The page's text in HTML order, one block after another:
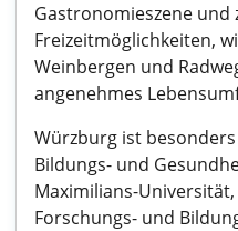
Gastronomieszene und
Freizeitmöglichkeiten,
Weinbergen und
angenehmes
Würzburg ist
Bildungs- und
Maximilians-
Forschungs- und